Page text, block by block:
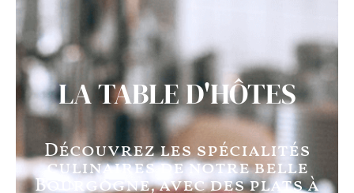
LA TABLE D'HÔTES
Découvrez les spécialités
culinaires de notre belle
Bourgogne, avec des plats à